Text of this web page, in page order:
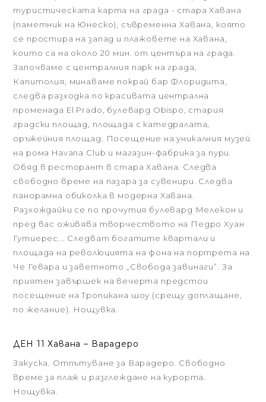
туристическата карта на града - стара Хавана
(паметник на Юнеско), съвременна Хавана, която
се простира на запад и плажовете на Хавана,
които са на около 20 мин. от центъра на града.
Започваме с централния парк на града,
Капитолия, минаваме покрай бар Флоридита,
следва разходка по красивата централна
променада El Prado, булевард Obispo, стария
градски площад, площада с катедралата,
оръжейния площад. Посещение на уникалния музей
на рома Havana Club и магазин-фабрика за пури.
Oбяд в ресторант в стара Хавана. Следва
свободно време на пазара за сувенири. Следва
панорамна обиколка в модерна Хавана.
Разхождайки се по прочутия булевард Мелекон и
пред вас оживява творчеството на Педро Хуан
Гутиерес... Следват богатите квартали и
площада на революцията на фона на портрета на
Че Гевара и заветното „Свобода завинаги”. За
приятен завършек на вечерта предстои
посещение на Тропикана шоу (срещу доплащане,
по желание). Нощувка.
ДЕН 11 Хавана – Варадеро
Закуска. Отпътуване за Варадеро. Свободно
време за плаж и разглеждане на курорта.
Нощувка.